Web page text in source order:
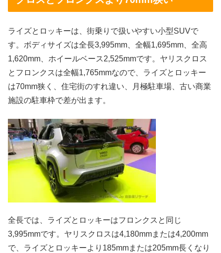
ライズとロッキーは、街乗りで扱いやすい小型SUVで
す。ボディサイズは全長3,995mm、全幅1,695mm、全高
1,620mm、ホイールベース2,525mmです。ヤリスクロス
とフロンクスは全幅1,765mmなので、ライズとロッキー
は70mm狭く、住宅街のすれ違い、月極駐車場、古い商業
施設の駐車枠で差が出ます。
全長では、ライズとロッキーはフロンクスと同じ
3,995mmです。ヤリスクロスは4,180mmまたは4,200mm
で、ライズとロッキーより185mmまたは205mm長くなり